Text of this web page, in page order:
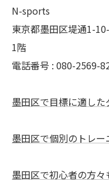
N-sports
東京都墨田区堤通1-
1階
電話番号 : 080-2569-
墨田区で目標に適した
墨田区で個別のトレー
墨田区で初心者の方々